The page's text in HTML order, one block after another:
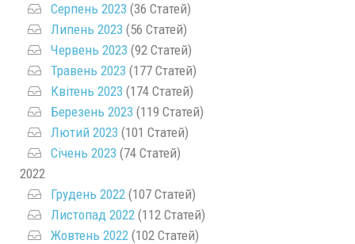
Серпень 2023 (36 Статей)
Липень 2023 (56 Статей)
Червень 2023 (92 Статей)
Травень 2023 (177 Статей)
Квітень 2023 (174 Статей)
Березень 2023 (119 Статей)
Лютий 2023 (101 Статей)
Січень 2023 (74 Статей)
2022
Грудень 2022 (107 Статей)
Листопад 2022 (112 Статей)
Жовтень 2022 (102 Статей)